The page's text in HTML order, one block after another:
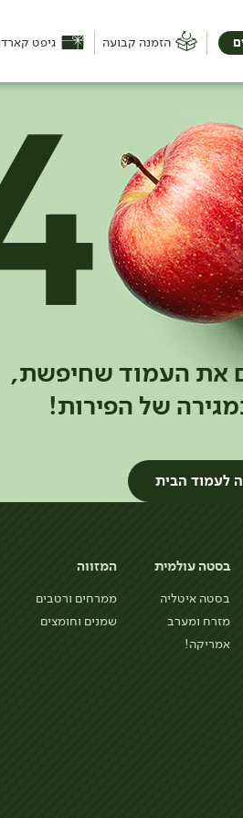
הזמנה קבועה גיפט קארד
את העמוד שחיפשת,
של הפירות!
לעמוד הבית
בסטה עולמית
בסטה איטליה
מזרח ומערב
אמריקה!
המזווה
ממרחים ורטבים
שמנים וחומצים